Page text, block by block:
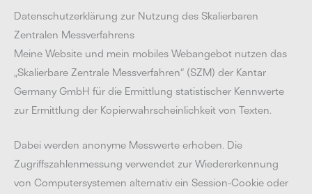
Datenschutzerklärung zur Nutzung des Skalierbaren
Zentralen Messverfahrens
Meine Website und mein mobiles Webangebot nutzen das
„Skalierbare Zentrale Messverfahren“ (SZM) der Kantar
Germany GmbH für die Ermittlung statistischer Kennwerte
zur Ermittlung der Kopierwahrscheinlichkeit von Texten.
Dabei werden anonyme Messwerte erhoben. Die
Zugriffszahlenmessung verwendet zur Wiedererkennung
von Computersystemen alternativ ein Session-Cookie oder